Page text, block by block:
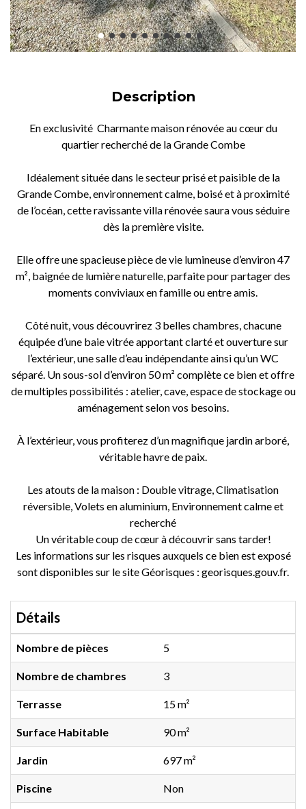
Description
En exclusivité Charmante maison rénovée au cœur du
quartier recherché de la Grande Combe
Idéalement située dans le secteur prisé et paisible de la
Grande Combe, environnement calme, boisé et à proximité
de l’océan, cette ravissante villa rénovée saura vous séduire
dès la première visite.
Elle offre une spacieuse pièce de vie lumineuse d’environ 47
m², baignée de lumière naturelle, parfaite pour partager des
moments conviviaux en famille ou entre amis.
Côté nuit, vous découvrirez 3 belles chambres, chacune
équipée d’une baie vitrée apportant clarté et ouverture sur
l’extérieur, une salle d’eau indépendante ainsi qu’un WC
séparé. Un sous-sol d’environ 50 m² complète ce bien et offre
de multiples possibilités : atelier, cave, espace de stockage ou
aménagement selon vos besoins.
À l’extérieur, vous profiterez d’un magnifique jardin arboré,
véritable havre de paix.
Les atouts de la maison : Double vitrage, Climatisation
réversible, Volets en aluminium, Environnement calme et
recherché
Un véritable coup de cœur à découvrir sans tarder!
Les informations sur les risques auxquels ce bien est exposé
sont disponibles sur le site Géorisques : georisques.gouv.fr.
Détails
Nombre de pièces 5
Nombre de chambres 3
Terrasse 15 m²
Surface Habitable 90 m²
Jardin 697 m²
Piscine Non